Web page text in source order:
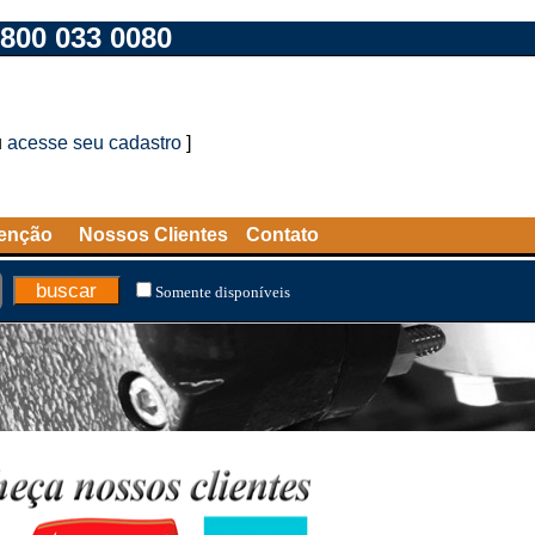
033 0080
acesse seu cadastro ]
Nossos Clientes Contato
Somente disponíveis